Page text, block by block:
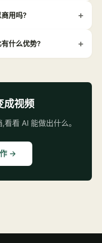
用吗? +
什么优势? +
成视频
看 AI 能做出什么。
→